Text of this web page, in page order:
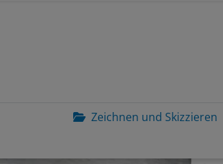
Zeichnen und Skizzieren